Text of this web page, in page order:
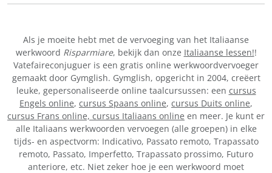
Als je moeite hebt met de vervoeging van het Italiaanse
werkwoord Risparmiare, bekijk dan onze Italiaanse lessen!!
Vatefaireconjuguer is een gratis online werkwoordvervoeger
gemaakt door Gymglish. Gymglish, opgericht in 2004, creëert
leuke, gepersonaliseerde online taalcursussen: een cursus
Engels online, cursus Spaans online, cursus Duits online,
cursus Frans online, cursus Italiaans online en meer. Je kunt er
alle Italiaans werkwoorden vervoegen (alle groepen) in elke
tijds- en aspectvorm: Indicativo, Passato remoto, Trapassato
remoto, Passato, Imperfetto, Trapassato prossimo, Futuro
anteriore, etc. Niet zeker hoe je een werkwoord moet